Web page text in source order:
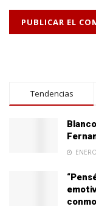
Tendencias